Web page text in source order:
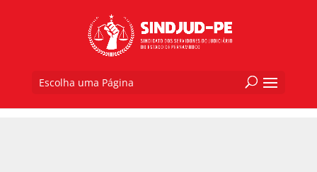
Escolha uma Página